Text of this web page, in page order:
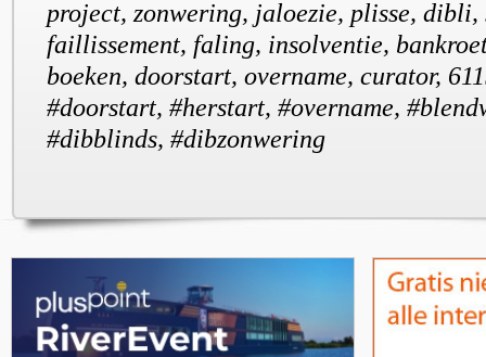
project, zonwering, jaloezie, plisse,
faillissement, faling, insolventie,
boeken, doorstart, overname, curator,
#doorstart, #herstart, #overname,
#dibblinds, #dibzonwering